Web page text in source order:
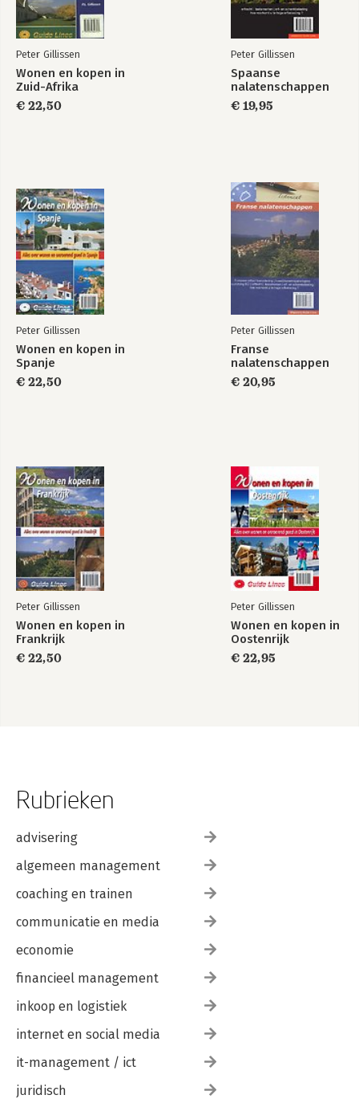
19. De Franse sociale zekerheid (Sécurite Social)
20. Emigratie naar Frankrijk en de Nederlandse sociale
verzekeringen
22. De Franse gemeentelijke belastingen
23. De Franse vermogensbelasting (impôt sur la fortune
immobilière)
Peter Gillissen
Wonen en kopen in
Zuid-Afrika
€ 22,50
Peter Gillissen
Spaanse
nalatenschappen
€ 19,95
Peter Gillissen
Wonen en kopen in
Spanje
€ 22,50
Peter Gillissen
Franse
nalatenschappen
€ 20,95
Peter Gillissen
Wonen en kopen in
Frankrijk
€ 22,50
Peter Gillissen
Wonen en kopen in
Oostenrijk
€ 22,95
Rubrieken
advisering
algemeen management
coaching en trainen
communicatie en media
economie
financieel management
inkoop en logistiek
internet en social media
it-management / ict
juridisch